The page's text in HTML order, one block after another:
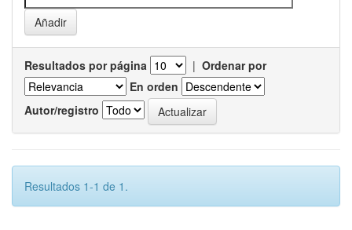
Resultados por página | Ordenar por
En orden
Autor/registro
Resultados 1-1 de 1.